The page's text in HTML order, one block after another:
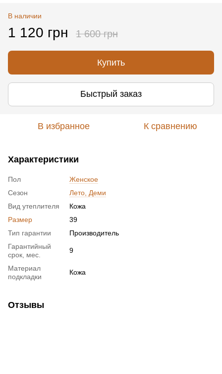
В наличии
1 120 грн 1 600 грн
Купить
Быстрый заказ
В избранное К сравнению
Характеристики
Пол
Женское
Сезон
Лето, Деми
Вид утеплителя
Кожа
Размер
39
Тип гарантии
Производитель
Гарантийный
срок, мес.
9
Материал
подкладки
Кожа
Отзывы